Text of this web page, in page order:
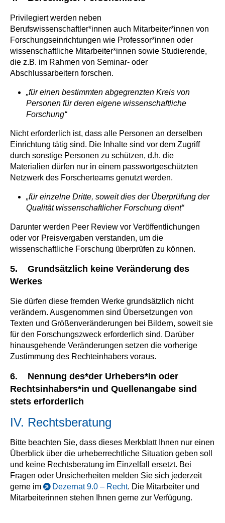
Privilegiert werden neben
Berufswissenschaftler*innen auch Mitarbeiter*innen von
Forschungseinrichtungen wie Professor*innen oder
wissenschaftliche Mitarbeiter*innen sowie Studierende,
die z.B. im Rahmen von Seminar- oder
Abschlussarbeitern forschen.
„für einen bestimmten abgegrenzten Kreis von
Personen für deren eigene wissenschaftliche
Forschung“
Nicht erforderlich ist, dass alle Personen an derselben
Einrichtung tätig sind. Die Inhalte sind vor dem Zugriff
durch sonstige Personen zu schützen, d.h. die
Materialien dürfen nur in einem passwortgeschützten
Netzwerk des Forscherteams genutzt werden.
„für einzelne Dritte, soweit dies der Überprüfung der
Qualität wissenschaftlicher Forschung dient“
Darunter werden Peer Review vor Veröffentlichungen
oder vor Preisvergaben verstanden, um die
wissenschaftliche Forschung überprüfen zu können.
5. Grundsätzlich keine Veränderung des
Werkes
Sie dürfen diese fremden Werke grundsätzlich nicht
verändern. Ausgenommen sind Übersetzungen von
Texten und Größenveränderungen bei Bildern, soweit sie
für den Forschungszweck erforderlich sind. Darüber
hinausgehende Veränderungen setzen die vorherige
Zustimmung des Rechteinhabers voraus.
6. Nennung des*der Urhebers*in oder
Rechtsinhabers*in und Quellenangabe sind
stets erforderlich
IV. Rechtsberatung
Bitte beachten Sie, dass dieses Merkblatt Ihnen nur einen
Überblick über die urheberrechtliche Situation geben soll
und keine Rechtsberatung im Einzelfall ersetzt. Bei
Fragen oder Unsicherheiten melden Sie sich jederzeit
gerne im
Dezernat 9.0 – Recht. Die Mitarbeiter und
Mitarbeiterinnen stehen Ihnen gerne zur Verfügung.